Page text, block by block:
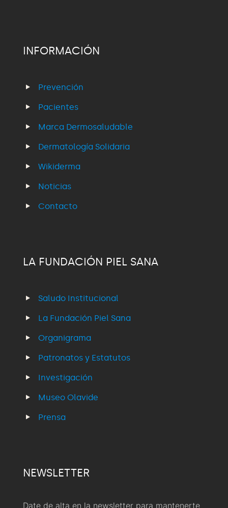
INFORMACIÓN
Prevención
Pacientes
Marca Dermosaludable
Dermatología Solidaria
Wikiderma
Noticias
Contacto
LA FUNDACIÓN PIEL SANA
Saludo Institucional
La Fundación Piel Sana
Organigrama
Patronatos y Estatutos
Investigación
Museo Olavide
Prensa
NEWSLETTER
Date de alta en la newsletter para mantenerte